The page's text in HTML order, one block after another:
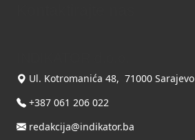
Ul. Kotromanića 48, 71000 Sarajevo
+387 061 206 022
redakcija@indikator.ba